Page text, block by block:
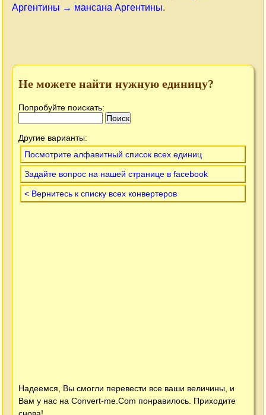
Аргентины → мансана Аргентины.
Не можете найти нужную единицу?
Попробуйте поискать:
Другие варианты:
Посмотрите алфавитный список всех единиц
Задайте вопрос на нашей странице в facebook
< Вернитесь к списку всех конвертеров
Надеемся, Вы смогли перевести все ваши величины, и
Вам у нас на Convert-me.Com понравилось. Приходите
снова!